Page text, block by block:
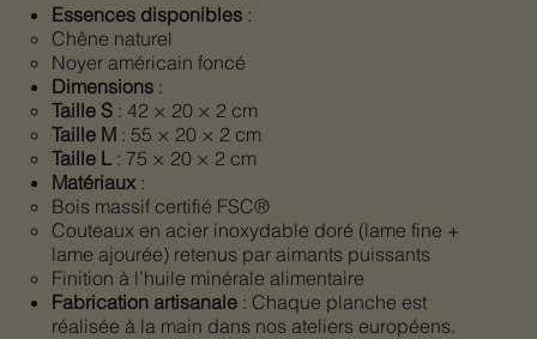
Essences disponibles:
Chêne naturel
Noyer américain foncé
Dimensions:
Taille S: 42 × 20 × 2 cm
Taille M: 55 × 20 × 2 cm
Taille L: 75 × 20 × 2 cm
Matériaux:
Bois massif certifié FSC®
Couteaux en acier inoxydable doré (lame fine +
lame ajourée) retenus par aimants puissants
Finition à l’huile minérale alimentaire
Fabrication artisanale: Chaque planche est
réalisée à la main dans nos ateliers européens.